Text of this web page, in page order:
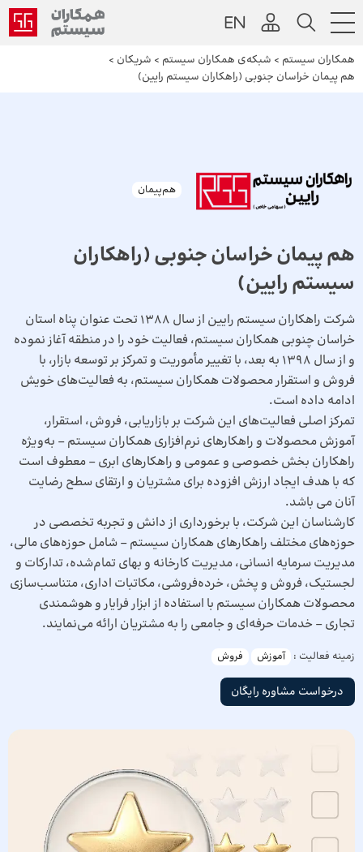
همکاران سیستم > شبکه‌ی همکاران سیستم > شریکان >
هم پیمان خراسان جنوبی (راهکاران سیستم رایین)
هم‌‌پیمان
هم پیمان خراسان جنوبی (راهکاران
سیستم رایین)
شرکت راهکاران سیستم رایین از سال 1388 تحت عنوان پناه استان
خراسان چنوبی همکاران سیستم، فعالیت خود را در منطقه آغاز نموده
و از سال 1398 به بعد، با تغییر مأموریت و تمرکز بر توسعه بازار، با
فروش و استقرار محصولات همکاران سیستم، به فعالیت‌های خویش
ادامه داده است.
تمرکز اصلی فعالیت‌های این شرکت بر بازاریابی، فروش، استقرار،
آموزش محصولات و راهکارهای نرم‌افزاری همکاران سیستم – به‌ویژه
راهکاران بخش خصوصی و عمومی و راهکارهای ابری – معطوف است
که با هدف ایجاد ارزش افزوده برای مشتریان و ارتقای سطح رضایت
آنان می باشد.
کارشناسان این شرکت، با برخورداری از دانش و تجربه تخصصی در
حوزه‌های مختلف راهکارهای همکاران سیستم – شامل حوزه‌های مالی،
مدیریت سرمایه انسانی، مدیریت کارخانه و بهای تمام‌شده، تدارکات و
لجستیک، فروش و پخش، خرده‌فروشی، مکاتبات اداری، متناسب‌سازی
محصولات همکاران سیستم با استفاده از ابزار فرایار و هوشمندی
تجاری – خدمات حرفه‌ای و جامعی را به مشتریان ارائه می‌نمایند.
زمینه فعالیت : آموزش فروش
درخواست مشاوره رایگان